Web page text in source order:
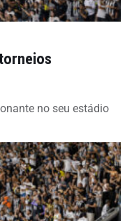
no seu estádio